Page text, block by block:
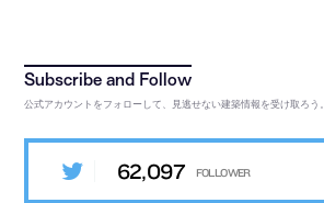
公式アカウントをフォローして、見逃せない建築情報を受け取ろう。
62,097